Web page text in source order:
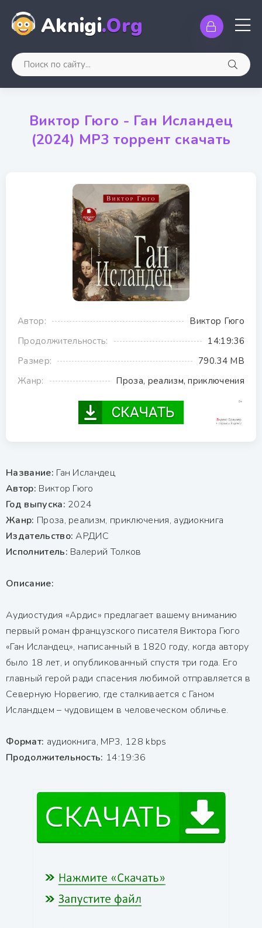
Aknigi.Org
Виктор Гюго - Ган Исландец
(2024) MP3 торрент скачать
Автор:
Виктор Гюго
Продолжительность:
14:19:36
Размер:
790.34 MB
Жанр:
Проза, реализм, приключения
Название: Ган Исландец
Автор: Виктор Гюго
Год выпуска: 2024
Жанр: Проза, реализм, приключения, аудиокнига
Издательство: АРДИС
Исполнитель: Валерий Толков
Описание:
Аудиостудия «Ардис» предлагает вашему вниманию
первый роман французского писателя Виктора Гюго
«Ган Исландец», написанный в 1820 году, когда автору
было 18 лет, и опубликованный спустя три года. Его
главный герой ради спасения любимой отправляется в
Северную Норвегию, где сталкивается с Ганом
Исландцем – чудовищем в человеческом обличье.
Формат: аудиокнига, MP3, 128 kbps
Продолжительность: 14:19:36